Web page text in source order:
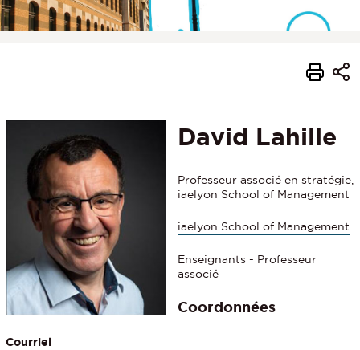
David Lahille
Professeur associé en stratégie,
iaelyon School of Management
iaelyon School of Management
Enseignants - Professeur
associé
Coordonnées
Courriel